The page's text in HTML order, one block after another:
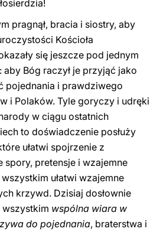
pragnął, bracia i siostry, aby
Kościoła
się jeszcze pod jednym
Bóg raczył je przyjąć jako
pojednania i prawdziwego
i Polaków. Tyle goryczy i udręki
w ciągu ostatnich
to doświadczenie posłuży
ułatwi spojrzenie z
spory, pretensje i wzajemne
ułatwi wzajemne
krzywd. Dzisiaj dosłownie
wspólna wiara w
do pojednania, braterstwa i